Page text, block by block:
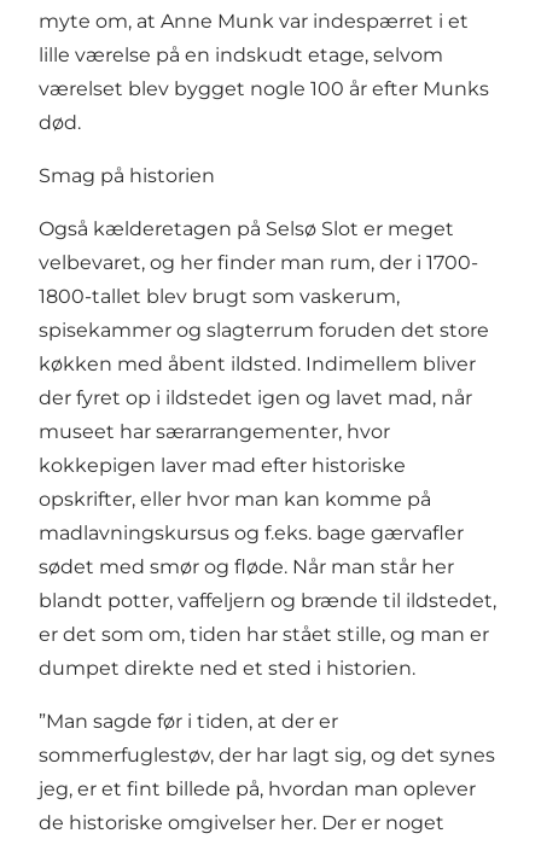
myte om, at Anne Munk var indespærret i et
lille værelse på en indskudt etage, selvom
værelset blev bygget nogle 100 år efter Munks
død.
Smag på historien
Også kælderetagen på Selsø Slot er meget
velbevaret, og her finder man rum, der i 1700-
1800-tallet blev brugt som vaskerum,
spisekammer og slagterrum foruden det store
køkken med åbent ildsted. Indimellem bliver
der fyret op i ildstedet igen og lavet mad, når
museet har særarrangementer, hvor
kokkepigen laver mad efter historiske
opskrifter, eller hvor man kan komme på
madlavningskursus og f.eks. bage gærvafler
sødet med smør og fløde. Når man står her
blandt potter, vaffeljern og brænde til ildstedet,
er det som om, tiden har stået stille, og man er
dumpet direkte ned et sted i historien.
”Man sagde før i tiden, at der er
sommerfuglestøv, der har lagt sig, og det synes
jeg, er et fint billede på, hvordan man oplever
de historiske omgivelser her. Der er noget